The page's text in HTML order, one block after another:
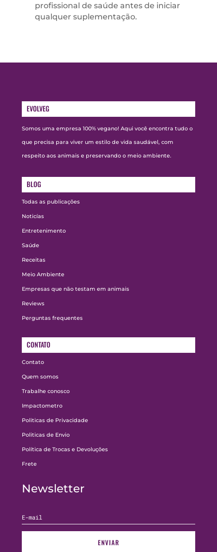
profissional de saúde antes de iniciar
qualquer suplementação.
EVOLVEG
Somos uma empresa 100% vegano! Aqui você encontra tudo o
que precisa para viver um estilo de vida saudável, com
respeito aos animais e preservando o meio ambiente.
BLOG
Todas as publicações
Noticías
Entretenimento
Saúde
Receitas
Meio Ambiente
Empresas que não testam em animais
Reviews
Perguntas frequentes
CONTATO
Contato
Quem somos
Trabalhe conosco
Impactometro
Politicas de Privacidade
Politicas de Envio
Política de Trocas e Devoluções
Frete
Newsletter
ENVIAR